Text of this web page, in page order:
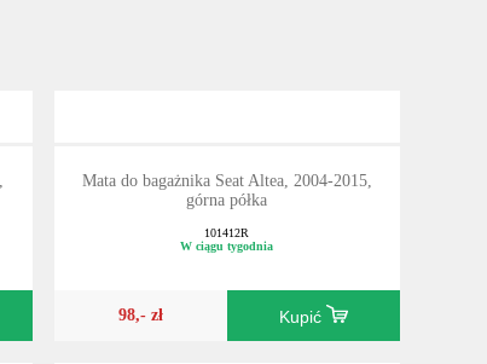
Mata do bagażnika Seat Altea, 2004-2015,
górna półka
101412R
W ciągu tygodnia
98,- zł Kupić